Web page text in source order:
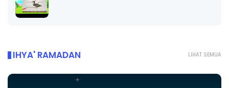
LIHAT SEMUA
IHYA' RAMADAN